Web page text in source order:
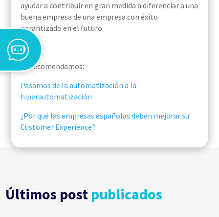
ayudar a contribuir en gran medida a diferenciar a una
buena empresa de una empresa con éxito
garantizado en el futuro.
Te recomendamos:
Pasamos de la automatización a la
hiperautomatización
¿Por qué las empresas españolas deben mejorar su
Customer Experience?
Últimos post publicados